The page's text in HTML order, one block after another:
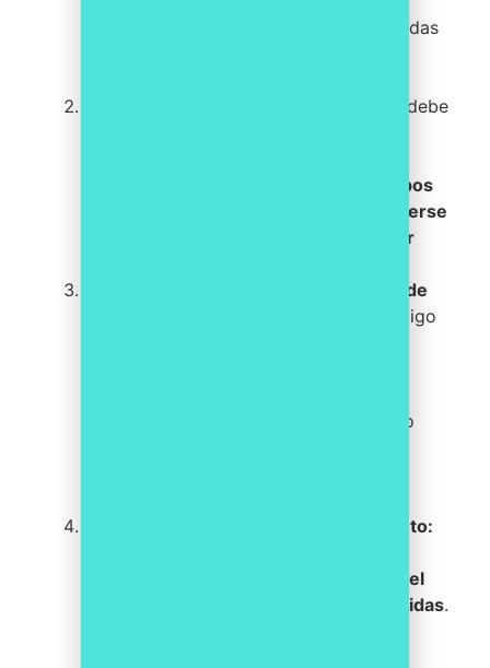
implementación de tecnologías adecuadas
La empresa debe
identificar los tipos
de delitos más susceptibles de cometerse
dentro de la organización y desarrollar
Establecimiento de un Código Ético y de
La PYME debe crear un código
organización. Este código servirá como
Creación de un órgano de cumplimiento:
encargado de supervisar y garantizar el
cumplimiento de las políticas establecidas.